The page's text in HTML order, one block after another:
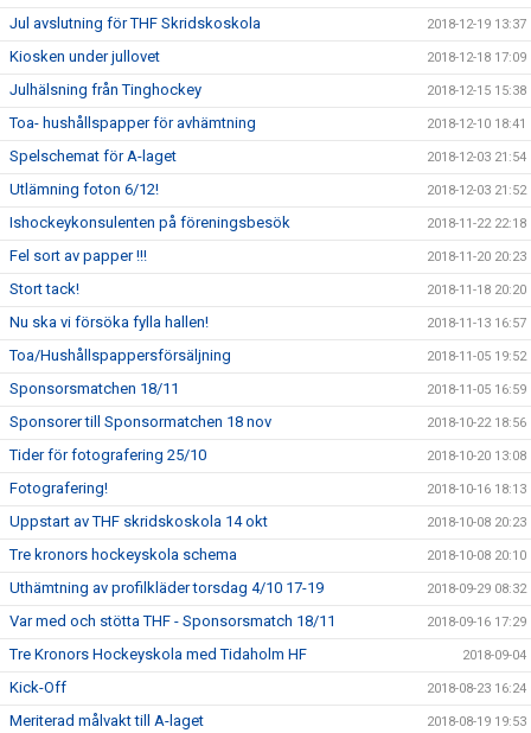
Jul avslutning för THF Skridskoskola 2018-12-19 13:37
Kiosken under jullovet 2018-12-18 17:09
Julhälsning från Tinghockey 2018-12-15 15:38
Toa- hushållspapper för avhämtning 2018-12-10 18:41
Spelschemat för A-laget 2018-12-03 21:54
Utlämning foton 6/12! 2018-12-03 21:52
Ishockeykonsulenten på föreningsbesök 2018-11-22 22:18
Fel sort av papper !!! 2018-11-20 20:23
Stort tack! 2018-11-18 20:20
Nu ska vi försöka fylla hallen! 2018-11-13 16:57
Toa/Hushållspappersförsäljning 2018-11-05 19:52
Sponsorsmatchen 18/11 2018-11-05 16:59
Sponsorer till Sponsormatchen 18 nov 2018-10-22 18:56
Tider för fotografering 25/10 2018-10-20 13:08
Fotografering! 2018-10-16 18:13
Uppstart av THF skridskoskola 14 okt 2018-10-08 20:23
Tre kronors hockeyskola schema 2018-10-08 20:10
Uthämtning av profilkläder torsdag 4/10 17-19 2018-09-29 08:32
Var med och stötta THF - Sponsorsmatch 18/11 2018-09-16 17:29
Tre Kronors Hockeyskola med Tidaholm HF 2018-09-04
Kick-Off 2018-08-23 16:24
Meriterad målvakt till A-laget 2018-08-19 19:53